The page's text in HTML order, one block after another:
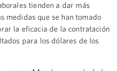
tienden a dar más
medidas que se han tomado
la eficacia de la contratación
para los dólares de los